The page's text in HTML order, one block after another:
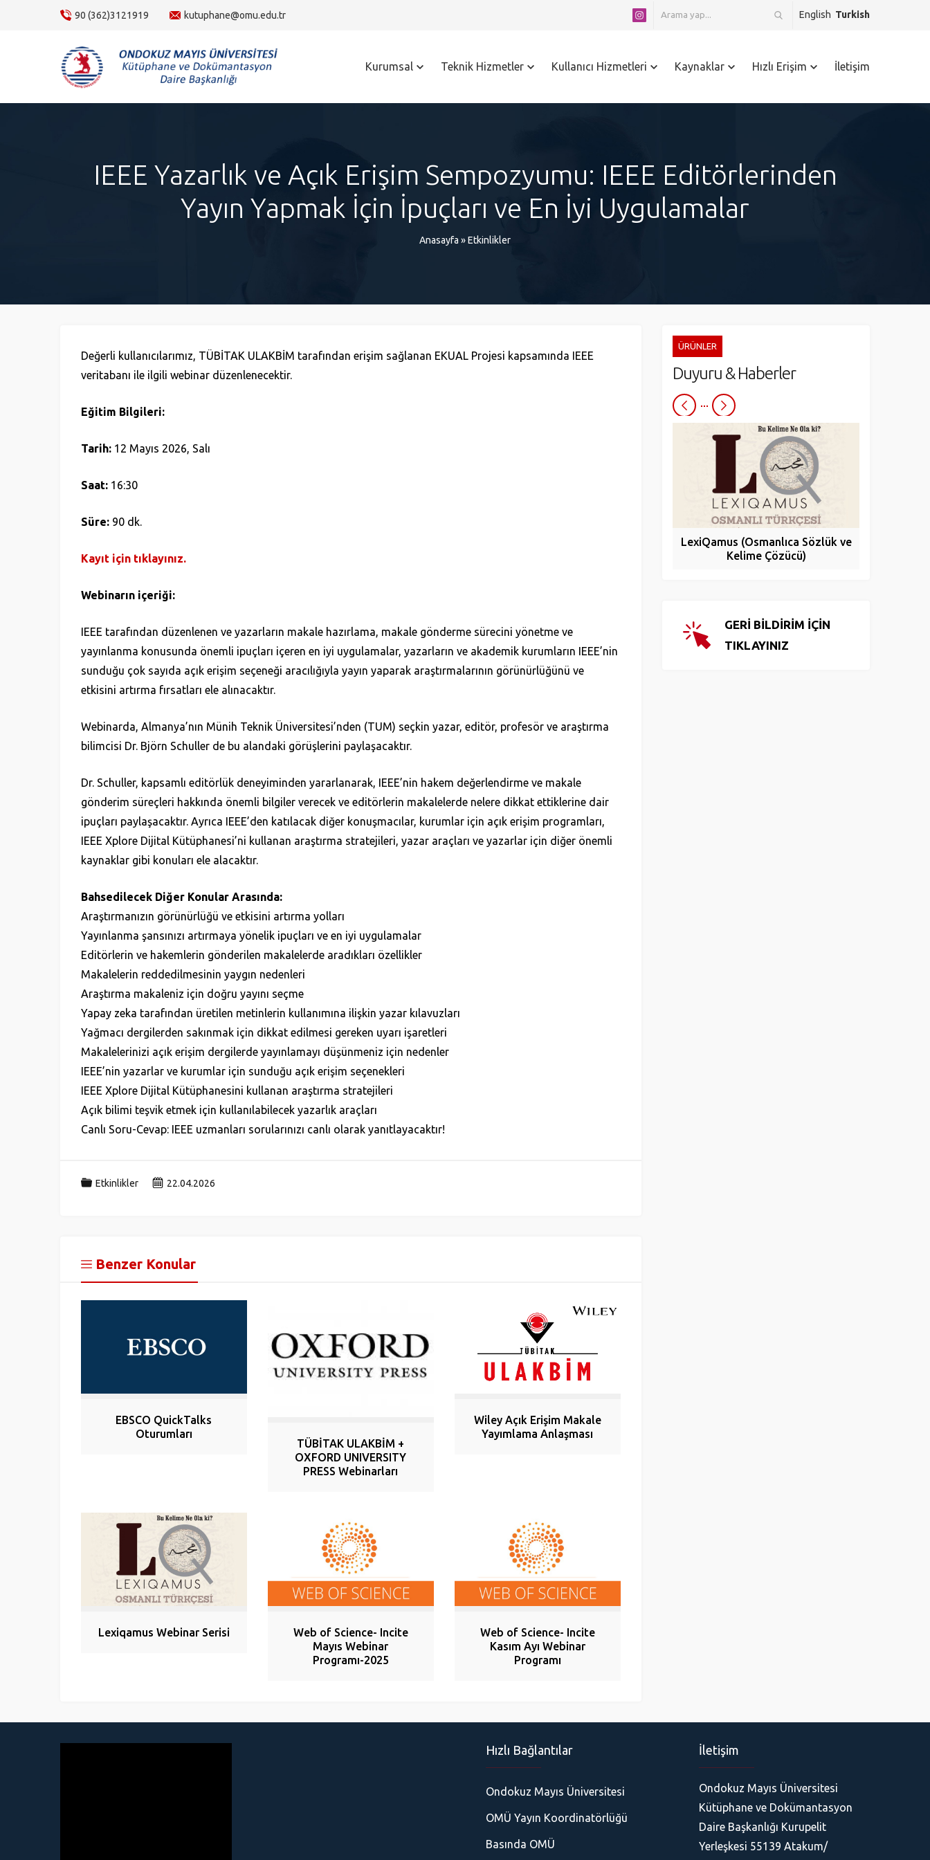
90 (362)3121919 kutuphane@omu.edu.tr English Turkish
Kurumsal Teknik Hizmetler Kullanıcı Hizmetleri Kaynaklar Hızlı Erişim İletişim
IEEE Yazarlık ve Açık Erişim Sempozyumu: IEEE Editörlerinden
Yayın Yapmak İçin İpuçları ve En İyi Uygulamalar
Anasayfa »Etkinlikler
Değerli kullanıcılarımız, TÜBİTAK ULAKBİM tarafından erişim sağlanan EKUAL Projesi kapsamında IEEE
veritabanı ile ilgili webinar düzenlenecektir.
Eğitim Bilgileri:
Tarih: 12 Mayıs 2026, Salı
Saat: 16:30
Süre: 90 dk.
Kayıt için tıklayınız.
Webinarın içeriği:
IEEE tarafından düzenlenen ve yazarların makale hazırlama, makale gönderme sürecini yönetme ve
yayınlanma konusunda önemli ipuçları içeren en iyi uygulamalar, yazarların ve akademik kurumların IEEE’nin
sunduğu çok sayıda açık erişim seçeneği aracılığıyla yayın yaparak araştırmalarının görünürlüğünü ve
etkisini artırma fırsatları ele alınacaktır.
Webinarda, Almanya’nın Münih Teknik Üniversitesi’nden (TUM) seçkin yazar, editör, profesör ve araştırma
bilimcisi Dr. Björn Schuller de bu alandaki görüşlerini paylaşacaktır.
Dr. Schuller, kapsamlı editörlük deneyiminden yararlanarak, IEEE’nin hakem değerlendirme ve makale
gönderim süreçleri hakkında önemli bilgiler verecek ve editörlerin makalelerde nelere dikkat ettiklerine dair
ipuçları paylaşacaktır. Ayrıca IEEE’den katılacak diğer konuşmacılar, kurumlar için açık erişim programları,
IEEE Xplore Dijital Kütüphanesi’ni kullanan araştırma stratejileri, yazar araçları ve yazarlar için diğer önemli
kaynaklar gibi konuları ele alacaktır.
Bahsedilecek Diğer Konular Arasında:
Araştırmanızın görünürlüğü ve etkisini artırma yolları
Yayınlanma şansınızı artırmaya yönelik ipuçları ve en iyi uygulamalar
Editörlerin ve hakemlerin gönderilen makalelerde aradıkları özellikler
Makalelerin reddedilmesinin yaygın nedenleri
Araştırma makaleniz için doğru yayını seçme
Yapay zeka tarafından üretilen metinlerin kullanımına ilişkin yazar kılavuzları
Yağmacı dergilerden sakınmak için dikkat edilmesi gereken uyarı işaretleri
Makalelerinizi açık erişim dergilerde yayınlamayı düşünmeniz için nedenler
IEEE’nin yazarlar ve kurumlar için sunduğu açık erişim seçenekleri
IEEE Xplore Dijital Kütüphanesini kullanan araştırma stratejileri
Açık bilimi teşvik etmek için kullanılabilecek yazarlık araçları
Canlı Soru-Cevap: IEEE uzmanları sorularınızı canlı olarak yanıtlayacaktır!
Etkinlikler 22.04.2026
Benzer Konular
EBSCO QuickTalks
Oturumları
TÜBİTAK ULAKBİM +
OXFORD UNIVERSITY
PRESS Webinarları
Wiley Açık Erişim Makale
Yayımlama Anlaşması
Lexiqamus Webinar Serisi
Web of Science- Incite
Mayıs Webinar
Programı-2025
Web of Science- Incite
Kasım Ayı Webinar
Programı
ÜRÜNLER
Duyuru & Haberler
LexiQamus (Osmanlıca Sözlük ve
Kelime Çözücü)
GERİ BİLDİRİM İÇİN
TIKLAYINIZ
Hızlı Bağlantılar
Ondokuz Mayıs Üniversitesi
OMÜ Yayın Koordinatörlüğü
Basında OMÜ
İletişim
Ondokuz Mayıs Üniversitesi
Kütüphane ve Dokümantasyon
Daire Başkanlığı Kurupelit
Yerleşkesi 55139 Atakum/